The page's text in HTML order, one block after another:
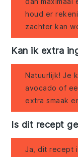
houd er
zachter kan
Kan ik extra
Natuurlijk! Je
avocado of
extra smaak
Is dit recept
Ja, dit recept